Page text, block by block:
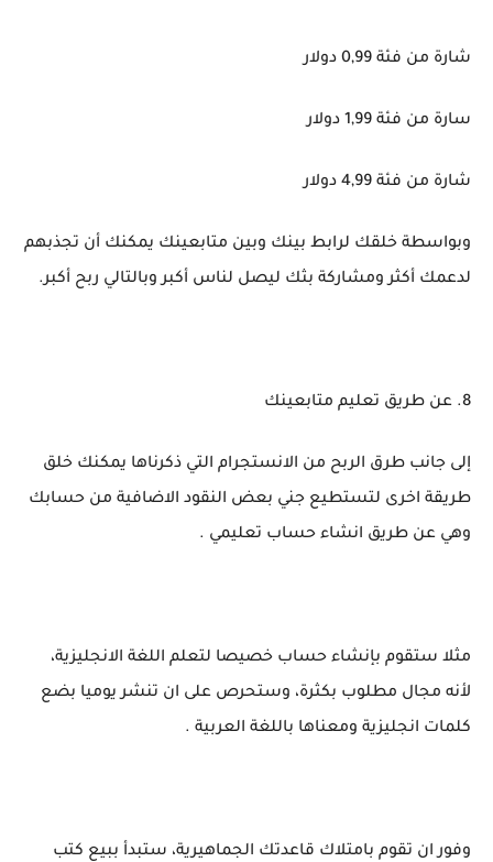
شارة من فئة 0,99 دولار
سارة من فئة 1,99 دولار
شارة من فئة 4,99 دولار
وبواسطة خلقك لرابط بينك وبين متابعينك يمكنك أن تجذبهم
لدعمك أكثر ومشاركة بثك ليصل لناس أكبر وبالتالي ربح أكبر.
8. عن طريق تعليم متابعينك
إلى جانب طرق الربح من الانستجرام التي ذكرناها يمكنك خلق
طريقة اخرى لتستطيع جني بعض النقود الاضافية من حسابك
وهي عن طريق انشاء حساب تعليمي .
مثلا ستقوم بإنشاء حساب خصيصا لتعلم اللغة الانجليزية،
لأنه مجال مطلوب بكثرة، وستحرص على ان تنشر يوميا بضع
كلمات انجليزية ومعناها باللغة العربية .
وفور ان تقوم بامتلاك قاعدتك الجماهيرية، ستبدأ ببيع كتب